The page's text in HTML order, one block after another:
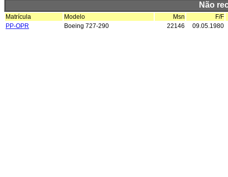
Não
Matrícula Modelo Msn
F/F
PP-OPR
Boeing 727-290 22146 09.05.1980